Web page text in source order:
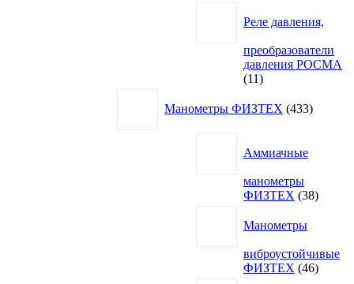
Реле давления,
преобразователи
давления РОСМА
1111
Манометры ФИЗТЕХ 433товара
Аммиачные
манометры
ФИЗТЕХ 3838
Манометры
виброустойчивые
ФИЗТЕХ 4646